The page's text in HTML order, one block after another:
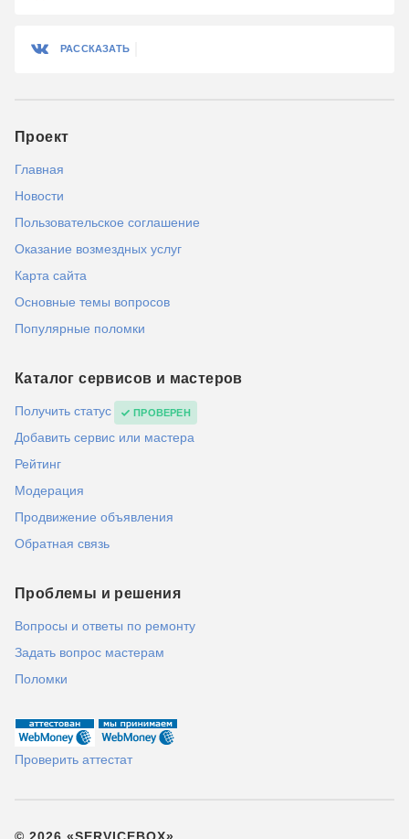
РАССКАЗАТЬ
Проект
Главная
Новости
Пользовательское соглашение
Оказание возмездных услуг
Карта сайта
Основные темы вопросов
Популярные поломки
Каталог сервисов и мастеров
Получить статус ПРОВЕРЕН
Добавить сервис или мастера
Рейтинг
Модерация
Продвижение объявления
Обратная связь
Проблемы и решения
Вопросы и ответы по ремонту
Задать вопрос мастерам
Поломки
Проверить аттестат